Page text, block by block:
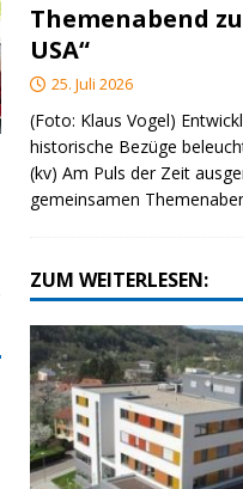
Themenabend
USA“
25. Juli 2026
(Foto: Klaus Vogel)
historische Bezüge
(kv) Am Puls der Zeit
gemeinsamen
ZUM WEITERLESEN: